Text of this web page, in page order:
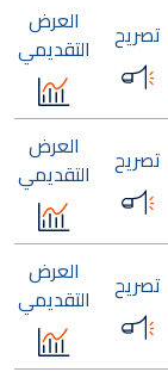
تصريح
العرض
التقديمي
تصريح
العرض
التقديمي
تصريح
العرض
التقديمي